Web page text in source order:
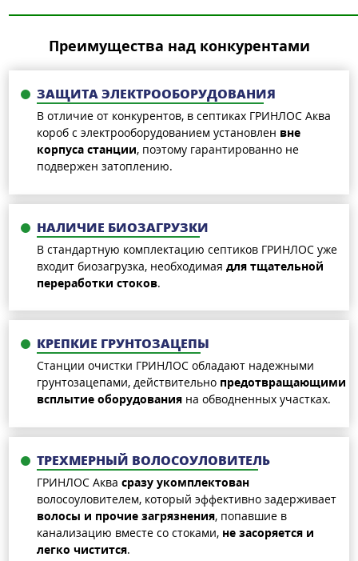
Преимущества над конкурентами
ЗАЩИТА ЭЛЕКТРООБОРУДОВАНИЯ
В отличие от конкурентов, в септиках ГРИНЛОС Аква
короб с электрооборудованием установлен вне
корпуса станции, поэтому гарантированно не
подвержен затоплению.
НАЛИЧИЕ БИОЗАГРУЗКИ
В стандартную комплектацию септиков ГРИНЛОС уже
входит биозагрузка, необходимая для тщательной
переработки стоков.
КРЕПКИЕ ГРУНТОЗАЦЕПЫ
Станции очистки ГРИНЛОС обладают надежными
грунтозацепами, действительно предотвращающими
всплытие оборудования на обводненных участках.
ТРЕХМЕРНЫЙ ВОЛОСОУЛОВИТЕЛЬ
ГРИНЛОС Аква сразу укомплектован
волосоуловителем, который эффективно задерживает
волосы и прочие загрязнения, попавшие в
канализацию вместе со стоками, не засоряется и
легко чистится.